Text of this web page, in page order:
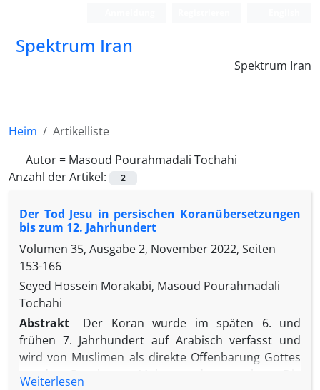
Spektrum Iran
Spektrum Iran
Heim
Artikelliste
Autor = Masoud Pourahmadali Tochahi
Anzahl der Artikel:
2
Der Tod Jesu in persischen Koranübersetzungen
bis zum 12. Jahrhundert
Volumen 35, Ausgabe 2, November 2022, Seiten
153-166
Seyed Hossein Morakabi, Masoud Pourahmadali
Tochahi
Abstrakt
Der Koran wurde im späten 6. und
frühen 7. Jahrhundert auf Arabisch verfasst und
wird von Muslimen als direkte Offenbarung Gottes
an den Propheten Muhammad angesehen. Die
Weiterlesen